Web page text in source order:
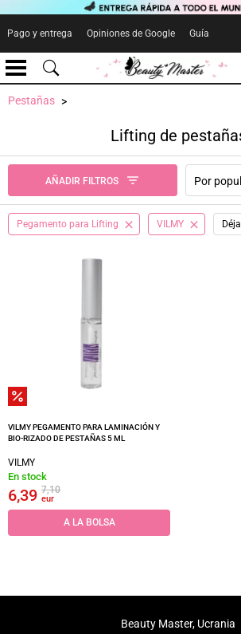
Pago y entrega Opiniones de Google Guía
Pestañas
Lifting de
AÑADIR FILTROS Por
Pegamento para Lifting VILMY
VILMY PEGAMENTO PARA LAMINACIÓN Y
BIO-RIZADO DE PESTAÑAS 5 ML
VILMY
En stock
6,39 7,10
eur
A LA BOLSA
Beauty Master, Ucrania